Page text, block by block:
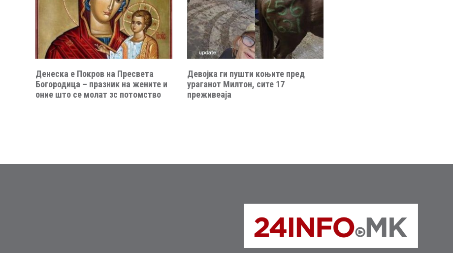
Денеска е Покров на Пресвета
Богородица – празник на жените и
оние што се молат зс потомство
Девојка ги пушти коњите пред
ураганот Милтон, сите 17
преживеаја